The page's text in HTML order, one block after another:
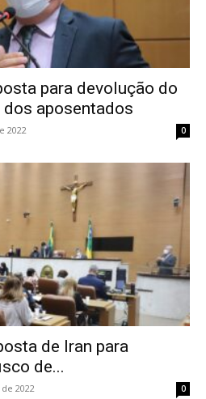
para devolução do
aposentados
2022 0
de Iran para
de...
2022 0